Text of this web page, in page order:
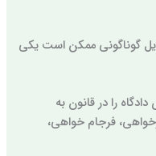
گوناگونی ممکن است یکی
را در قانون به
فرجام خواهی،